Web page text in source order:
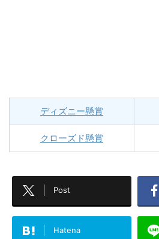
ディズニー懸賞
クローズド懸賞
Post
Hatena